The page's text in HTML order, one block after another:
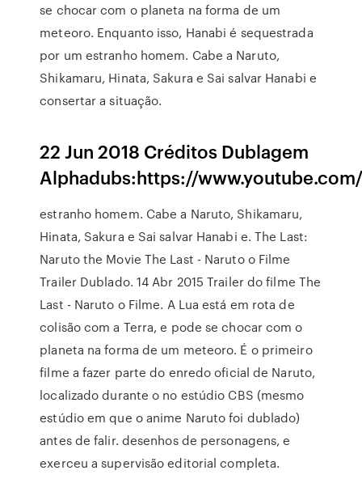
se chocar com o planeta na forma de um
meteoro. Enquanto isso, Hanabi é sequestrada
por um estranho homem. Cabe a Naruto,
Shikamaru, Hinata, Sakura e Sai salvar Hanabi e
consertar a situação.
22 Jun 2018 Créditos Dublagem
Alphadubs:https://
estranho homem. Cabe a Naruto, Shikamaru,
Hinata, Sakura e Sai salvar Hanabi e. The Last:
Naruto the Movie The Last - Naruto o Filme
Trailer Dublado. 14 Abr 2015 Trailer do filme The
Last - Naruto o Filme. A Lua está em rota de
colisão com a Terra, e pode se chocar com o
planeta na forma de um meteoro. É o primeiro
filme a fazer parte do enredo oficial de Naruto,
localizado durante o no estúdio CBS (mesmo
estúdio em que o anime Naruto foi dublado)
antes de falir. desenhos de personagens, e
exerceu a supervisão editorial completa.